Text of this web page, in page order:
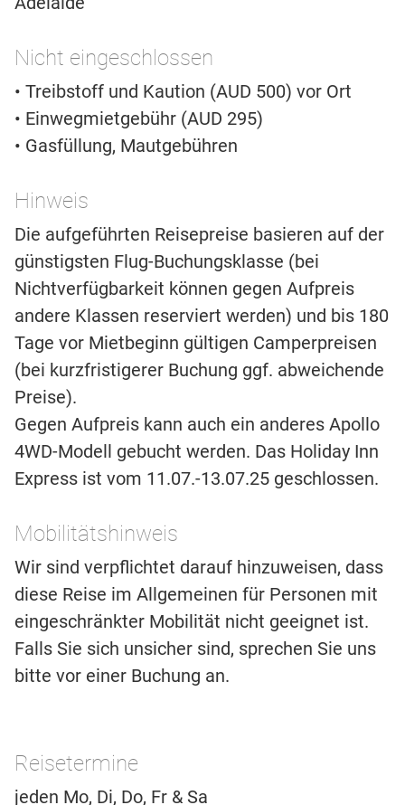
Nicht eingeschlossen
• Treibstoff und Kaution (AUD 500) vor Ort
• Einwegmietgebühr (AUD 295)
• Gasfüllung, Mautgebühren
Hinweis
Die aufgeführten Reisepreise basieren auf der
günstigsten Flug-Buchungsklasse (bei
Nichtverfügbarkeit können gegen Aufpreis
andere Klassen reserviert werden) und bis 180
Tage vor Mietbeginn gültigen Camperpreisen
(bei kurzfristigerer Buchung ggf. abweichende
Preise).
Gegen Aufpreis kann auch ein anderes Apollo
4WD-Modell gebucht werden. Das Holiday Inn
Express ist vom 11.07.-13.07.25 geschlossen.
Mobilitätshinweis
Wir sind verpflichtet darauf hinzuweisen, dass
diese Reise im Allgemeinen für Personen mit
eingeschränkter Mobilität nicht geeignet ist.
Falls Sie sich unsicher sind, sprechen Sie uns
bitte vor einer Buchung an.
Reisetermine
jeden Mo, Di, Do, Fr & Sa